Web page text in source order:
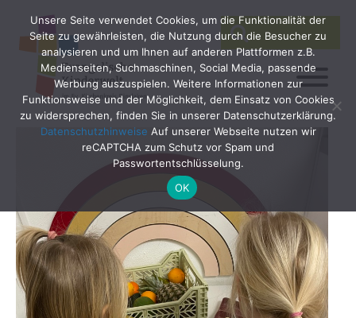
Search
for:
SEARCH
Unsere Seite verwendet Cookies, um die Funktionalität der
Seite zu gewährleisten, die Nutzung durch die Besucher zu
analysieren und um Ihnen auf anderen Plattformen z.B.
Medienseiten, Suchmaschinen, Social Media, passende
Werbung auszuspielen. Weitere Informationen zur
Funktionsweise und der Möglichkeit, dem Einsatz von Cookies
zu widersprechen, finden Sie in unserer Datenschutzerklärung.
Datenschutzhinweise Auf unserer Webseite nutzen wir
reCAPTCHA zum Schutz vor Spam und
Passwortentschlüsselung.
OK